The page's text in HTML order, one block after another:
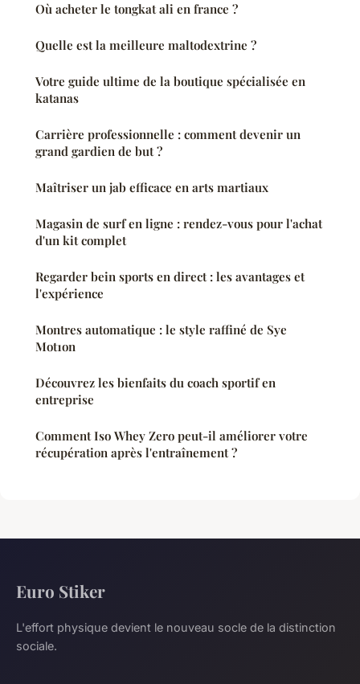
Où acheter le tongkat ali en france ?
Quelle est la meilleure maltodextrine ?
Votre guide ultime de la boutique spécialisée en
katanas
Carrière professionnelle : comment devenir un
grand gardien de but ?
Maîtriser un jab efficace en arts martiaux
Magasin de surf en ligne : rendez-vous pour l'achat
d'un kit complet
Regarder bein sports en direct : les avantages et
l'expérience
Montres automatique : le style raffiné de Sye
Mot1on
Découvrez les bienfaits du coach sportif en
entreprise
Comment Iso Whey Zero peut-il améliorer votre
récupération après l'entraînement ?
Euro Stiker
L'effort physique devient le nouveau socle de la distinction
sociale.